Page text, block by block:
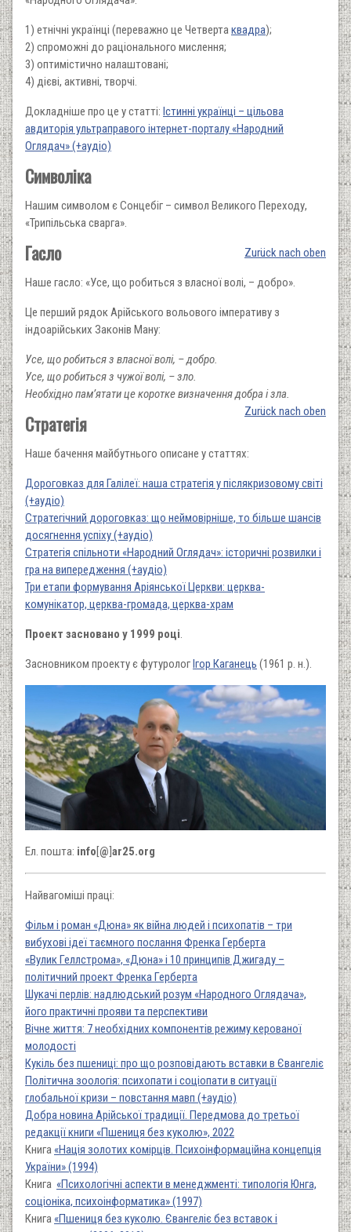
1) етнічні українці (переважно це Четвертаквадра);
2) спроможні до раціонального мислення;
3) оптимістично налаштовані;
4) дієві, активні, творчі.
Докладніше про це у статті: Істинні українці – цільова
авдиторія ультраправого інтернет-порталу «Народний
Оглядач» (+аудіо)
Символіка
Нашим символом є Сонцебіг – символ Великого Переходу,
«Трипільська сварга».
Zurück nach oben
Гасло
Наше гасло: «Усе, що робиться з власної волі, – добро».
Це перший рядок Арійського вольового імперативу з
індоарійських Законів Ману:
Усе, що робиться з власної волі, – добро.
Усе, що робиться з чужої волі, – зло.
Необхідно пам’ятати це коротке визначення добра і зла.
Zurück nach oben
Стратегія
Наше бачення майбутнього описане у статтях:
Дороговказ для Галілеї: наша стратегія у післякризовому світі
(+аудіо)
Стратегічний дороговказ: що неймовірніше, то більше шансів
досягнення успіху (+аудіо)
Стратегія спільноти «Народний Оглядач»: історичні розвилки і
гра на випередження (+аудіо)
Три етапи формування Аріянської Церкви: церква-
комунікатор, церква-громада, церква-храм
Проект засновано у 1999 році.
Засновником проекту є футурологІгор Каганець (1961 р. н.).
Ел. пошта: info @ ar25.org
Найвагоміші праці:
Фільм і роман «Дюна» як війна людей і психопатів – три
вибухові ідеї таємного послання Френка Герберта
«Вулик Геллстрома», «Дюна» і 10 принципів Джигаду –
політичний проект Френка Герберта
Шукачі перлів: надлюдський розум «Народного Оглядача»,
його практичні прояви та перспективи
Вічне життя: 7 необхідних компонентів режиму керованої
молодості
Кукіль без пшениці: про що розповідають вставки в Євангеліє
Політична зоологія: психопати і соціопати в ситуації
глобальної кризи ­– повстання мавп (+аудіо)
Добра новина Арійської традиції. Передмова до третьої
редакції книги «Пшениця без куколю», 2022
Книга «Нація золотих комірців. Психоінформаційна концепція
України» (1994)
Книга «Психологічні аспекти в менеджменті: типологія Юнга,
соціоніка, психоінформатика» (1997)
Книга «Пшениця без куколю. Євангеліє без вставок і